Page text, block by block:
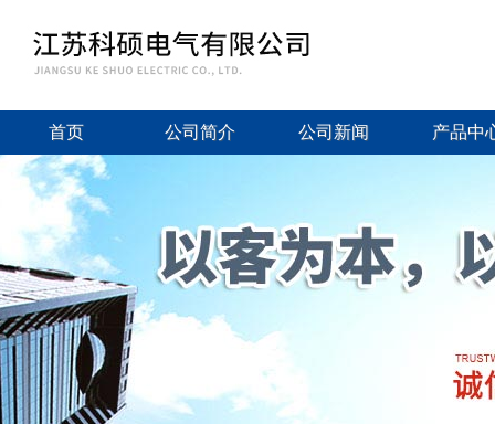
首页 公司简介 公司新闻 产品中